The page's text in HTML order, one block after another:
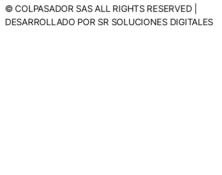
© COLPASADOR SAS ALL RIGHTS RESERVED |
DESARROLLADO POR SR SOLUCIONES DIGITALES